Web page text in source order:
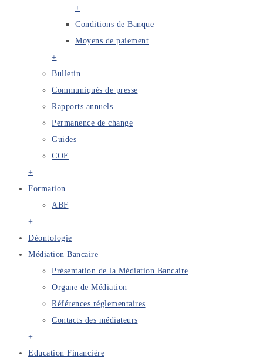
+
Conditions de Banque
Moyens de paiement
+
Bulletin
Communiqués de presse
Rapports annuels
Permanence de change
Guides
COE
+
Formation
ABF
+
Déontologie
Médiation Bancaire
Présentation de la Médiation Bancaire
Organe de Médiation
Références réglementaires
Contacts des médiateurs
+
Education Financière